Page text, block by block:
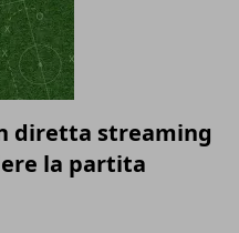
diretta streaming
la partita